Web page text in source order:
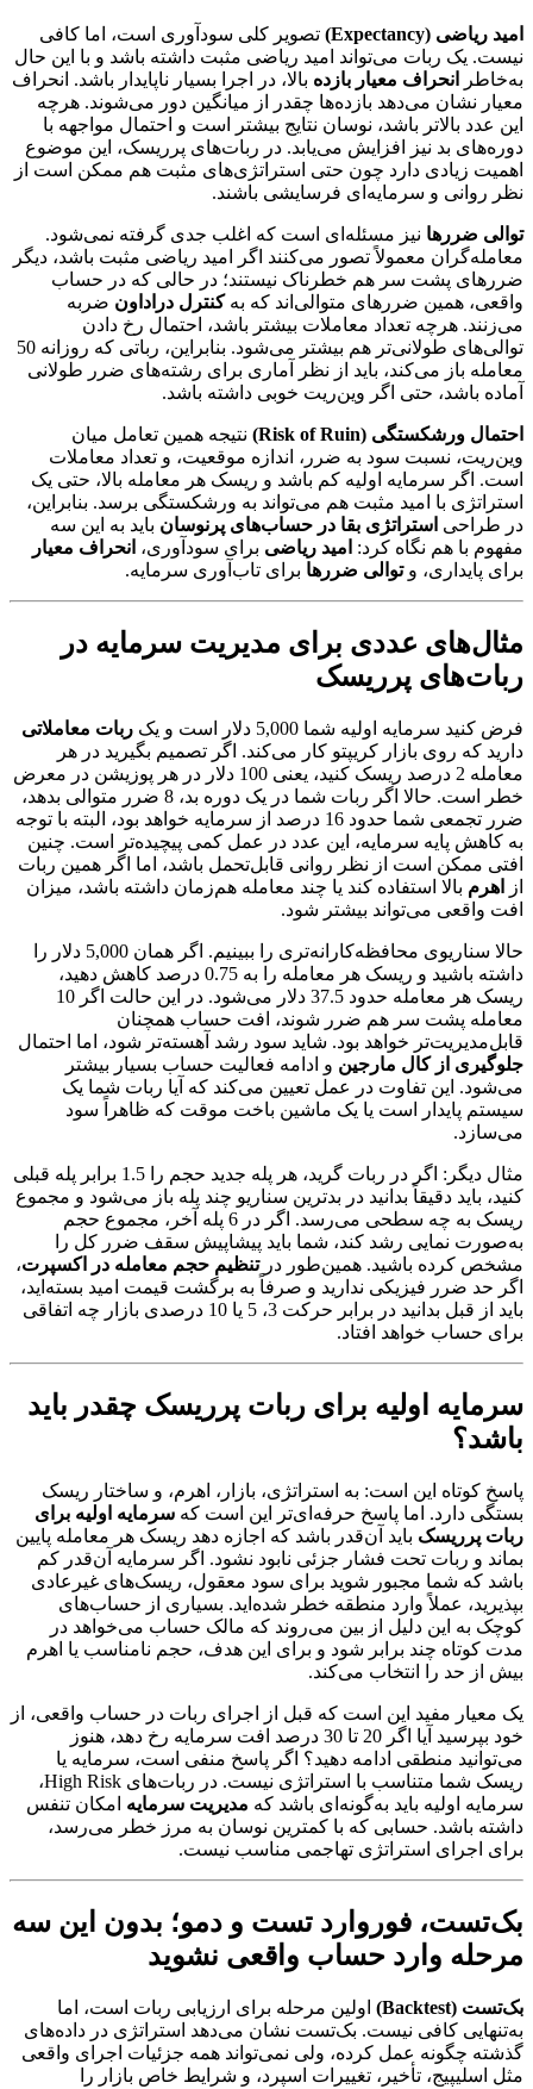
امید ریاضی (Expectancy)
تصویر کلی سودآوری است، اما کافی
نیست. یک ربات می‌تواند امید ریاضی مثبت داشته باشد و با این حال
به‌خاطر
انحراف معیار بازده بالا، در اجرا بسیار ناپایدار باشد. انحراف
معیار نشان می‌دهد بازده‌ها چقدر از میانگین دور می‌شوند. هرچه
این عدد بالاتر باشد، نوسان نتایج بیشتر است و احتمال مواجهه با
دوره‌های بد نیز افزایش می‌یابد. در ربات‌های پرریسک، این موضوع
اهمیت زیادی دارد چون حتی استراتژی‌های مثبت هم ممکن است از
نظر روانی و سرمایه‌ای فرسایشی باشند.
توالی ضررها نیز مسئله‌ای است که اغلب جدی گرفته نمی‌شود.
معامله‌گران معمولاً تصور می‌کنند اگر امید ریاضی مثبت باشد، دیگر
ضررهای پشت سر هم خطرناک نیستند؛ در حالی که در حساب
واقعی، همین ضررهای متوالی‌اند که بهکنترل دراداون ضربه
می‌زنند. هرچه تعداد معاملات بیشتر باشد، احتمال رخ دادن
توالی‌های طولانی‌تر هم بیشتر می‌شود. بنابراین، رباتی که روزانه 50
معامله باز می‌کند، باید از نظر آماری برای رشته‌های ضرر طولانی
آماده باشد، حتی اگر وین‌ریت خوبی داشته باشد.
احتمال ورشکستگی (Risk of Ruin)
نتیجه همین تعامل میان
وین‌ریت، نسبت سود به ضرر، اندازه موقعیت، و تعداد معاملات
است. اگر سرمایه اولیه کم باشد و ریسک هر معامله بالا، حتی یک
استراتژی با امید مثبت هم می‌تواند به ورشکستگی برسد. بنابراین،
در طراحی استراتژی بقا در حساب‌های پرنوسان باید به این سه
مفهوم با هم نگاه کرد: امید ریاضی برای سودآوری، انحراف معیار
برای پایداری، وتوالی ضررها برای تاب‌آوری سرمایه.
مثال‌های عددی برای مدیریت سرمایه در
ربات‌های پرریسک
فرض کنید سرمایه اولیه شما 5,000 دلار است و یک
ربات معاملاتی
دارید که روی بازار کریپتو کار می‌کند. اگر تصمیم بگیرید در هر
معامله 2 درصد ریسک کنید، یعنی 100 دلار در هر پوزیشن در معرض
خطر است. حالا اگر ربات شما در یک دوره بد، 8 ضرر متوالی بدهد،
ضرر تجمعی شما حدود 16 درصد از سرمایه خواهد بود، البته با توجه
به کاهش پایه سرمایه، این عدد در عمل کمی پیچیده‌تر است. چنین
افتی ممکن است از نظر روانی قابل‌تحمل باشد، اما اگر همین ربات
از
اهرم بالا استفاده کند یا چند معامله هم‌زمان داشته باشد، میزان
افت واقعی می‌تواند بیشتر شود.
حالا سناریوی محافظه‌کارانه‌تری را ببینیم. اگر همان 5,000 دلار را
داشته باشید و ریسک هر معامله را به 0.75 درصد کاهش دهید،
ریسک هر معامله حدود 37.5 دلار می‌شود. در این حالت اگر 10
معامله پشت سر هم ضرر شوند، افت حساب همچنان
قابل‌مدیریت‌تر خواهد بود. شاید سود رشد آهسته‌تر شود، اما احتمال
جلوگیری از کال مارجین و ادامه فعالیت حساب بسیار بیشتر
می‌شود. این تفاوت در عمل تعیین می‌کند که آیا ربات شما یک
سیستم پایدار است یا یک ماشین باخت موقت که ظاهراً سود
می‌سازد.
مثال دیگر: اگر در ربات گرید، هر پله جدید حجم را 1.5 برابر پله قبلی
کنید، باید دقیقاً بدانید در بدترین سناریو چند پله باز می‌شود و مجموع
ریسک به چه سطحی می‌رسد. اگر در 6 پله آخر، مجموع حجم
به‌صورت نمایی رشد کند، شما باید پیشاپیش سقف ضرر کل را
مشخص کرده باشید. همین‌طور درتنظیم حجم معامله در اکسپرت،
اگر حد ضرر فیزیکی ندارید و صرفاً به برگشت قیمت امید بسته‌اید،
باید از قبل بدانید در برابر حرکت 3، 5 یا 10 درصدی بازار چه اتفاقی
برای حساب خواهد افتاد.
سرمایه اولیه برای ربات پرریسک چقدر باید
باشد؟
پاسخ کوتاه این است: به استراتژی، بازار، اهرم، و ساختار ریسک
بستگی دارد. اما پاسخ حرفه‌ای‌تر این است که سرمایه اولیه برای
ربات پرریسک باید آن‌قدر باشد که اجازه دهد ریسک هر معامله پایین
بماند و ربات تحت فشار جزئی نابود نشود. اگر سرمایه آن‌قدر کم
باشد که شما مجبور شوید برای سود معقول، ریسک‌های غیرعادی
بپذیرید، عملاً وارد منطقه خطر شده‌اید. بسیاری از حساب‌های
کوچک به این دلیل از بین می‌روند که مالک حساب می‌خواهد در
مدت کوتاه چند برابر شود و برای این هدف، حجم نامناسب یا اهرم
بیش از حد را انتخاب می‌کند.
یک معیار مفید این است که قبل از اجرای ربات در حساب واقعی، از
خود بپرسید آیا اگر 20 تا 30 درصد افت سرمایه رخ دهد، هنوز
می‌توانید منطقی ادامه دهید؟ اگر پاسخ منفی است، سرمایه یا
ریسک شما متناسب با استراتژی نیست. در ربات‌های High Risk،
سرمایه اولیه باید به‌گونه‌ای باشد که مدیریت سرمایه امکان تنفس
داشته باشد. حسابی که با کمترین نوسان به مرز خطر می‌رسد،
برای اجرای استراتژی تهاجمی مناسب نیست.
بک‌تست، فوروارد تست و دمو؛ بدون این سه
مرحله وارد حساب واقعی نشوید
بک‌تست (Backtest)
اولین مرحله برای ارزیابی ربات است، اما
به‌تنهایی کافی نیست. بک‌تست نشان می‌دهد استراتژی در داده‌های
گذشته چگونه عمل کرده، ولی نمی‌تواند همه جزئیات اجرای واقعی
مثل اسلیپیج، تأخیر، تغییرات اسپرد، و شرایط خاص بازار را